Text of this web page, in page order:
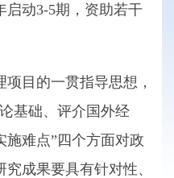
启动3-5期，资助若干
目的一贯指导思想，
基础、评介国外经
施难点”四个方面对政
成果要具有针对性、